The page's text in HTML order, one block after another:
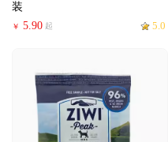
装
￥ 5.90 起 5.0